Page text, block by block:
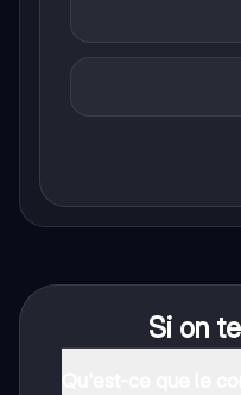
Si on